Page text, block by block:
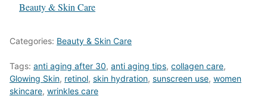
In relation to
Beauty & Skin Care
Categories: Beauty & Skin Care
Tags: anti aging after 30, anti aging tips, collagen care,
Glowing Skin, retinol, skin hydration, sunscreen use, women
skincare, wrinkles care